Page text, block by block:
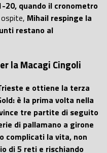
20, quando il cronometro
Mihail respinge la
restano al
la Macagi Cingoli
e ottiene la terza
è la prima volta nella
tre partite di seguito
di pallamano a girone
complicati la vita, non
di 5 reti e rischiando